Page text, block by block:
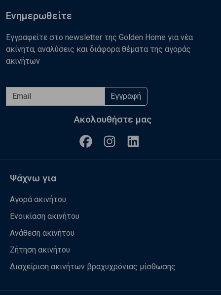
Ενημερωθείτε
Εγγραφείτε στο newsletter της Golden Home για νέα
ακίνητα, αναλύσεις και διάφορα θέματα της αγοράς
ακινήτων
Εγγραφή
Ακολουθήστε μας
Ψάχνω για
Αγορά ακινήτου
Ενοικίαση ακινήτου
Ανάθεση ακινήτου
Ζήτηση ακινήτου
Διαχείριση ακινήτων βραχυχρόνιας μίσθωσης